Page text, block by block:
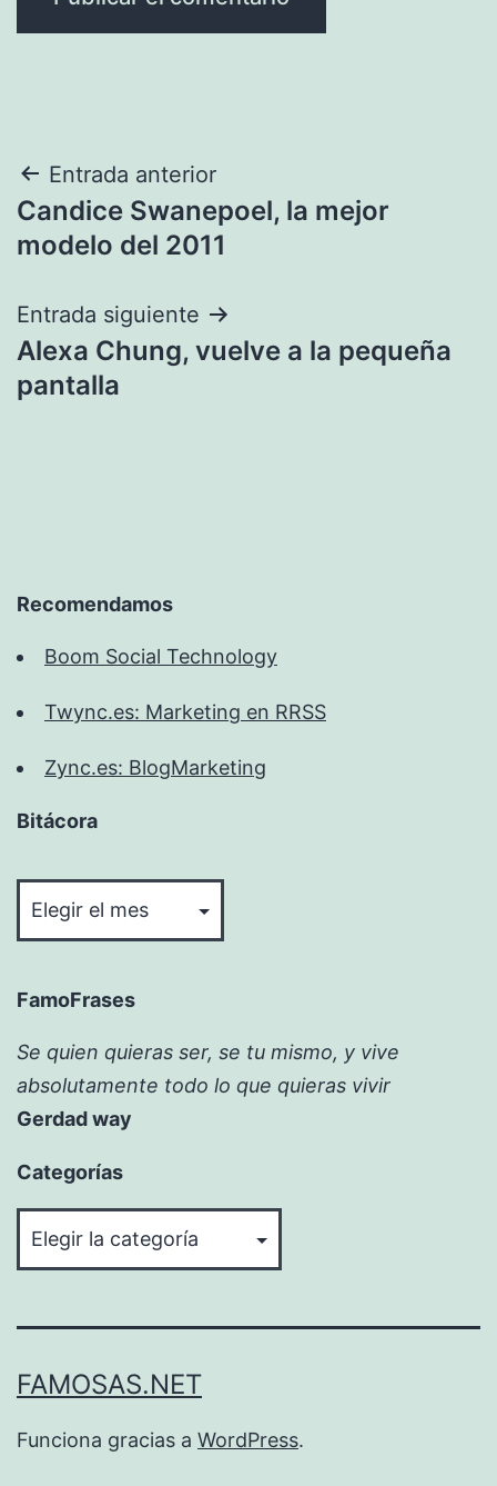
Navegación
de
Entrada anterior
Candice Swanepoel, la mejor
modelo del 2011
Entrada siguiente
Alexa Chung, vuelve a la pequeña
pantalla
Recomendamos
Boom Social Technology
Twync.es: Marketing en RRSS
Zync.es: BlogMarketing
Bitácora
FamoFrases
Se quien quieras ser, se tu mismo, y vive
absolutamente todo lo que quieras vivir
Gerdad way
Categorías
FAMOSAS.NET
Funciona gracias a WordPress.